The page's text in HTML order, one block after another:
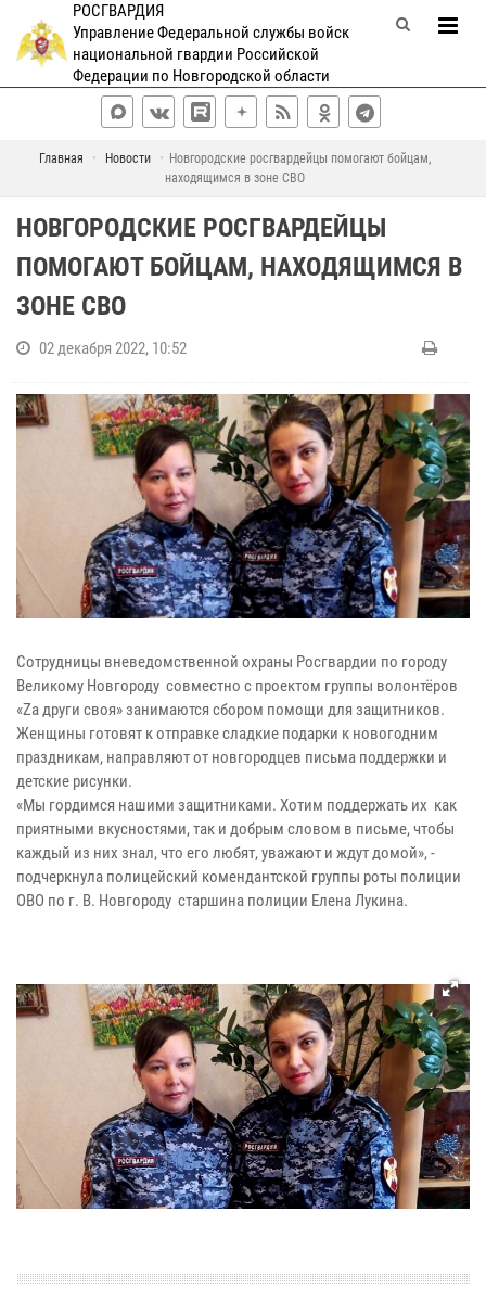
РОСГВАРДИЯ
Управление Федеральной службы войск
национальной гвардии Российской
Федерации по Новгородской области
Главная Новости
Новгородские росгвардейцы помогают бойцам,
находящимся в зоне СВО
НОВГОРОДСКИЕ РОСГВАРДЕЙЦЫ
ПОМОГАЮТ БОЙЦАМ, НАХОДЯЩИМСЯ В
ЗОНЕ СВО
02 декабря 2022, 10:52
Сотрудницы вневедомственной охраны Росгвардии по городу
Великому Новгороду совместно с проектом группы волонтёров
«Za други своя» занимаются сбором помощи для защитников.
Женщины готовят к отправке сладкие подарки к новогодним
праздникам, направляют от новгородцев письма поддержки и
детские рисунки.
«Мы гордимся нашими защитниками. Хотим поддержать их как
приятными вкусностями, так и добрым словом в письме, чтобы
каждый из них знал, что его любят, уважают и ждут домой», -
подчеркнула полицейский комендантской группы роты полиции
ОВО по г. В. Новгороду старшина полиции Елена Лукина.